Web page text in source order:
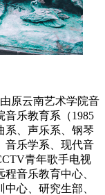
原云南艺术学院音
音乐教育系（1985
系、声乐系、钢琴
音乐学系、现代音
青年歌手电视
音乐教育中心、
心、研究生部、